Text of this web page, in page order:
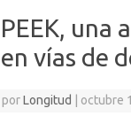
PEEK, una
en vías de
porLongitud octubre